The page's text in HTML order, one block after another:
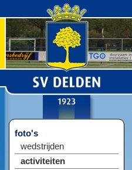
foto's
wedstrijden
activiteiten